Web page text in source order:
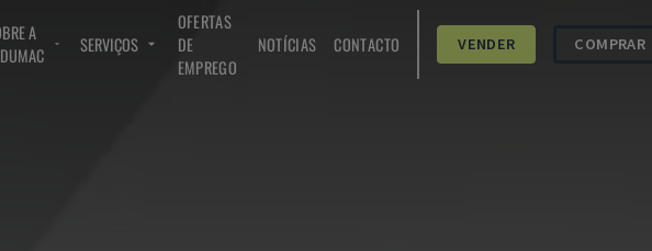
A
SERVIÇOS
OFERTAS
DE
EMPREGO
NOTÍCIAS CONTACTO VENDER COMPRAR